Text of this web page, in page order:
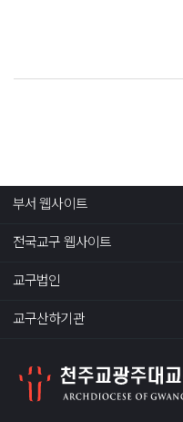
부서 웹사이트
전국교구 웹사이트
교구법인
교구산하기관